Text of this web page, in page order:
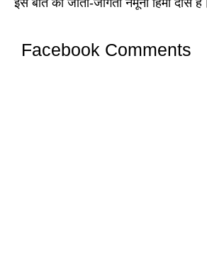
इस बात का जीता-जागता नमूना हिमा दास है।
Facebook Comments